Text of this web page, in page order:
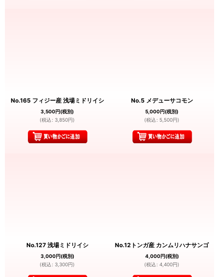
No.165 フィジー産 浅場ミドリイシ
3,500円(税別)
(税込 : 3,850円)
No.5 メデューサコモン
5,000円(税別)
(税込 : 5,500円)
No.127 浅場ミドリイシ
3,000円(税別)
(税込 : 3,300円)
No.12トンガ産 カンムリハナサンゴ
4,000円(税別)
(税込 : 4,400円)